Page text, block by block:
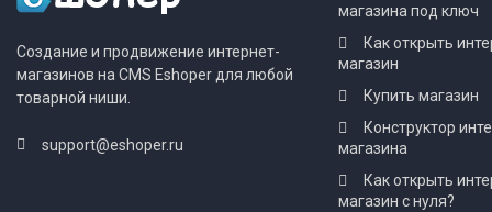
Создание и продвижение интернет-
магазинов на CMS Eshoper для любой
товарной ниши.
support@eshoper.ru
магазина под ключ
Как открыть
магазин
Купить магазин
Конструктор
магазина
Как открыть
магазин с нуля?